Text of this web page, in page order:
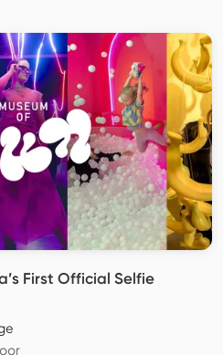
First Official Selfie